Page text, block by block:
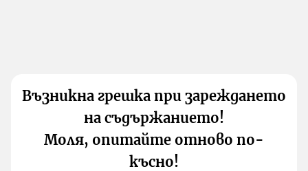
Възникна грешка при зареждането
на съдържанието!
Моля, опитайте отново по-
късно!